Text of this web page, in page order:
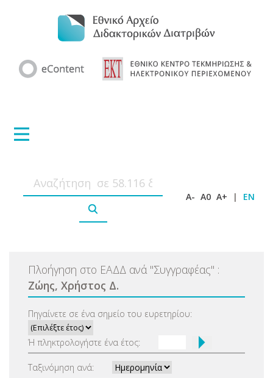
A- A0 A+ | EN
Πλοήγηση στο ΕΑΔΔ ανά "Συγγραφέας" :
Ζώης, Χρήστος Δ.
Πηγαίνετε σε ένα σημείο του ευρετηρίου:
Ή πληκτρολογήστε ένα έτος:
Ταξινόμηση ανά: